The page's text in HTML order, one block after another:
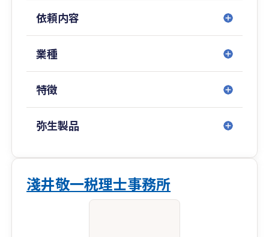
依頼内容
業種
特徴
弥生製品
淺井敬一税理士事務所